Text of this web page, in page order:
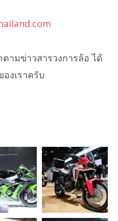
ามข่าวสารวงการล้อ ได้
งเราครับ